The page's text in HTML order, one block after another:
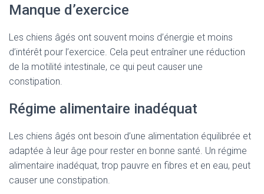
Manque d’exercice
Les chiens âgés ont souvent moins d’énergie et moins
d’intérêt pour l’exercice. Cela peut entraîner une réduction
de la motilité intestinale, ce qui peut causer une
constipation.
Régime alimentaire inadéquat
Les chiens âgés ont besoin d’une alimentation équilibrée et
adaptée à leur âge pour rester en bonne santé. Un régime
alimentaire inadéquat, trop pauvre en fibres et en eau, peut
causer une constipation.